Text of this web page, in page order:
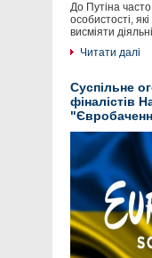
До Путіна часто
особистості,
висміяти
Читати далі
Суспільне
фіналістів